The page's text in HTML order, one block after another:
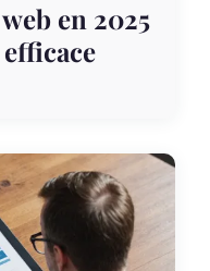
en 2025